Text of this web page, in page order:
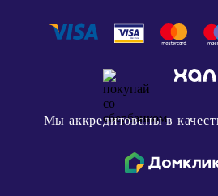
Мы аккредитованы в